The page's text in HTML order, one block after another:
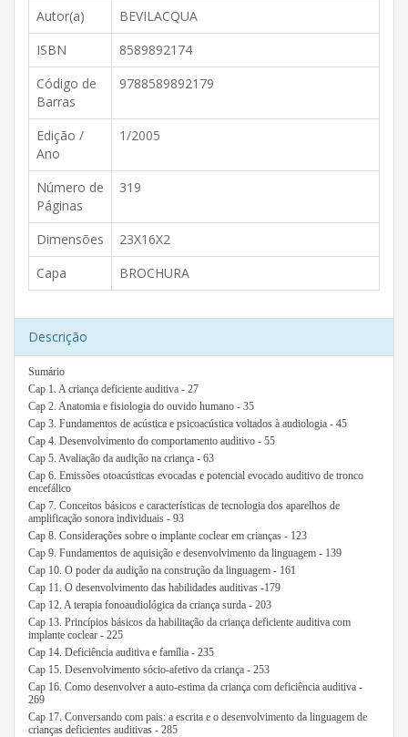
Autor(a)
BEVILACQUA
ISBN
8589892174
Código de
Barras
9788589892179
Edição /
Ano
1/2005
Número de
Páginas
319
Dimensões
23X16X2
Capa
BROCHURA
Descrição
Sumário
Cap 1. A criança deficiente auditiva - 27
Cap 2. Anatomia e fisiologia do ouvido humano - 35
Cap 3. Fundamentos de acústica e psicoacústica voltados à audiologia - 45
Cap 4. Desenvolvimento do comportamento auditivo - 55
Cap 5. Avaliação da audição na criança - 63
Cap 6. Emissões otoacústicas evocadas e potencial evocado auditivo de tronco
encefálico
Cap 7. Conceitos básicos e características de tecnologia dos aparelhos de
amplificação sonora individuais - 93
Cap 8. Considerações sobre o implante coclear em crianças - 123
Cap 9. Fundamentos de aquisição e desenvolvimento da linguagem - 139
Cap 10. O poder da audição na construção da linguagem - 161
Cap 11. O desenvolvimento das habilidades auditivas -179
Cap 12. A terapia fonoaudiológica da criança surda - 203
Cap 13. Princípios básicos da habilitação da criança deficiente auditiva com
implante coclear - 225
Cap 14. Deficiência auditiva e família - 235
Cap 15. Desenvolvimento sócio-afetivo da criança - 253
Cap 16. Como desenvolver a auto-estima da criança com deficiência auditiva -
269
Cap 17. Conversando com pais: a escrita e o desenvolvimento da linguagem de
crianças deficientes auditivas - 285